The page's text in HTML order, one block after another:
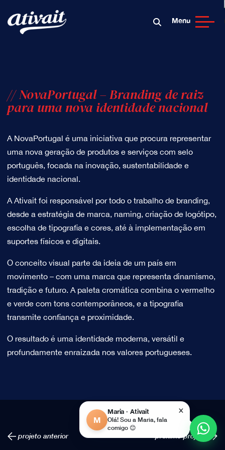
Menu
// NovaPortugal – Branding de raiz
para uma nova identidade nacional
A NovaPortugal é uma iniciativa que procura representar
uma nova geração de produtos e serviços com selo
português, focada na inovação, sustentabilidade e
identidade nacional.
A Ativait foi responsável por todo o trabalho de branding,
desde a estratégia de marca, naming, criação de logótipo,
escolha de tipografia e cores, até à implementação em
suportes físicos e digitais.
O conceito visual parte da ideia de um país em
movimento – com uma marca que representa dinamismo,
tradição e futuro. A paleta cromática combina o vermelho
e verde com tons contemporâneos, e a tipografia
transmite confiança e proximidade.
O resultado é uma identidade moderna, versátil e
profundamente enraizada nos valores portugueses.
projeto anterior próximo projeto
×
M
Maria · Ativait
Olá! Sou a Maria, fala
comigo 😊